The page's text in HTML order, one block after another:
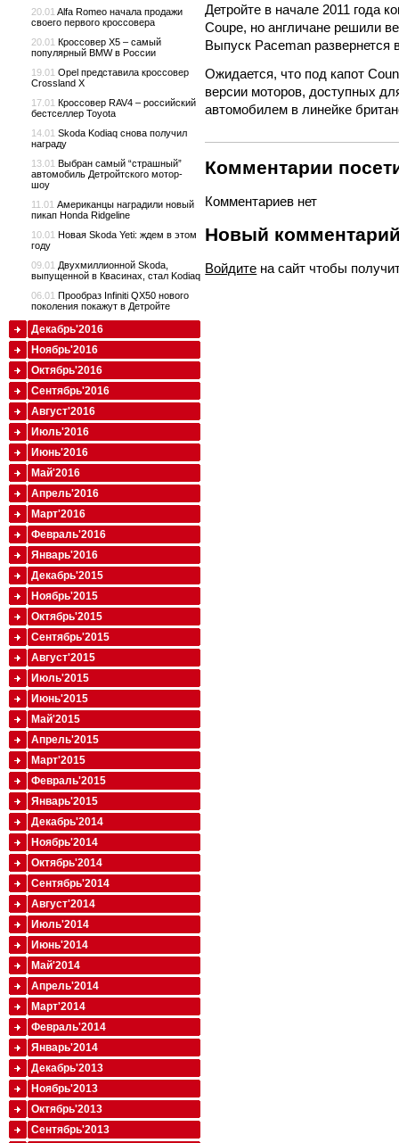
Детройте в начале 2011 года
Coupe, но англичане решили
Выпуск Paceman развернется
Ожидается, что под капот
версии моторов, доступных
автомобилем в линейке
Комментарии
Комментариев нет
Новый
Войдите на сайт чтобы
20.01 Alfa Romeo начала продажи
своего первого кроссовера
20.01 Кроссовер X5 – самый
популярный BMW в России
19.01 Opel представила кроссовер
Crossland X
17.01 Кроссовер RAV4 – российский
бестселлер Toyota
14.01 Skoda Kodiaq снова получил
награду
13.01 Выбран самый “страшный”
автомобиль Детройтского мотор-
шоу
11.01 Американцы наградили новый
пикап Honda Ridgeline
10.01 Новая Skoda Yeti: ждем в этом
году
09.01 Двухмиллионной Skoda,
выпущенной в Квасинах, стал Kodiaq
06.01 Прообраз Infiniti QX50 нового
поколения покажут в Детройте
Декабрь'2016
Ноябрь'2016
Октябрь'2016
Сентябрь'2016
Август'2016
Июль'2016
Июнь'2016
Май'2016
Апрель'2016
Март'2016
Февраль'2016
Январь'2016
Декабрь'2015
Ноябрь'2015
Октябрь'2015
Сентябрь'2015
Август'2015
Июль'2015
Июнь'2015
Май'2015
Апрель'2015
Март'2015
Февраль'2015
Январь'2015
Декабрь'2014
Ноябрь'2014
Октябрь'2014
Сентябрь'2014
Август'2014
Июль'2014
Июнь'2014
Май'2014
Апрель'2014
Март'2014
Февраль'2014
Январь'2014
Декабрь'2013
Ноябрь'2013
Октябрь'2013
Сентябрь'2013